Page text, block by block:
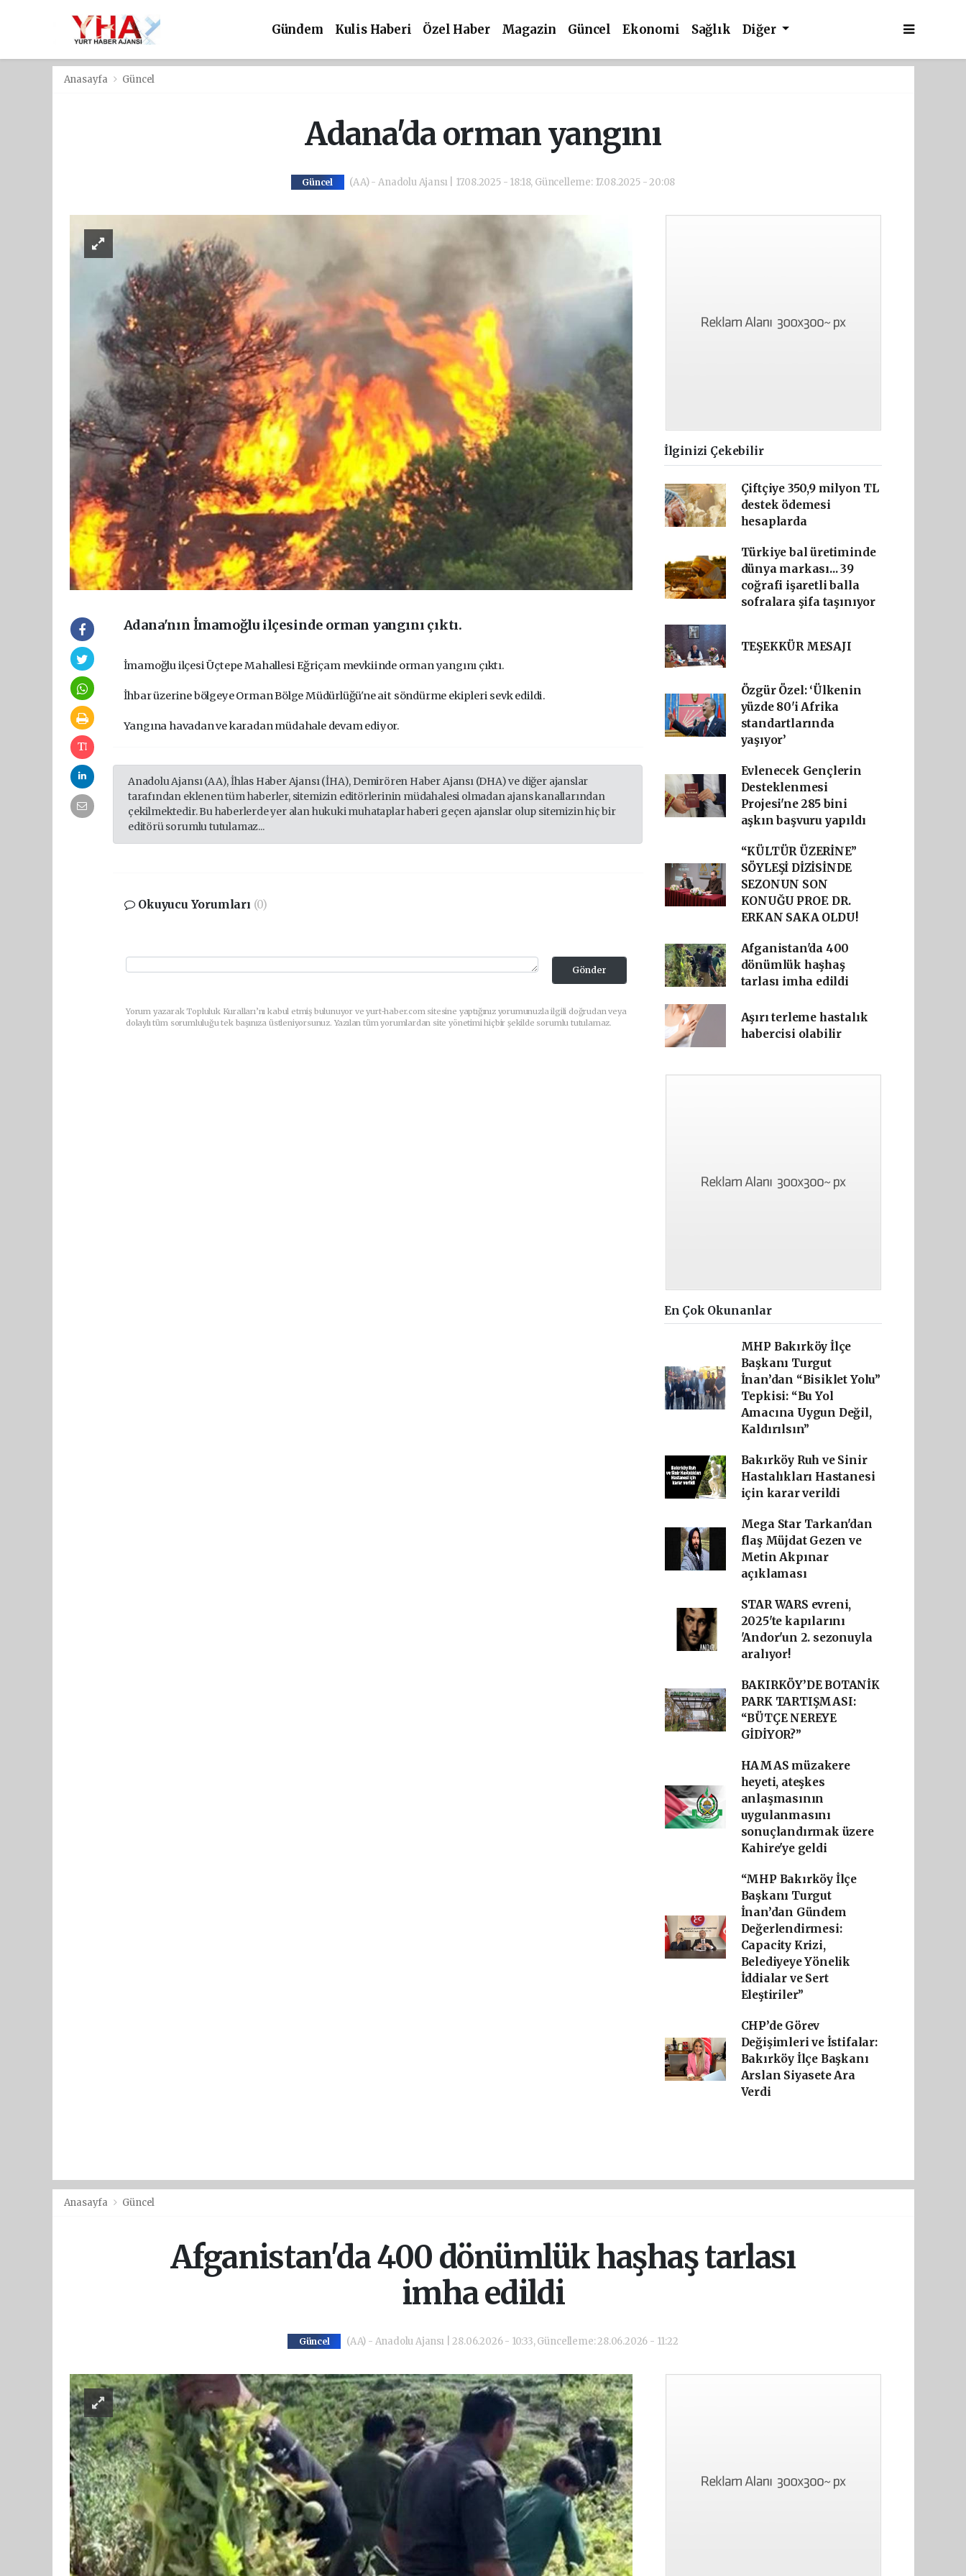
Gündem Kulis Haberi Özel Haber Magazin Güncel Ekonomi Sağlık Diğer
Anasayfa Güncel
Adana'da orman yangını
Güncel (AA) - Anadolu Ajansı | 17.08.2025 - 18:18, Güncelleme: 17.08.2025 - 20:08
Adana'nın İmamoğlu ilçesinde orman yangını çıktı.
İmamoğlu ilçesiÜçtepe Mahallesi Eğriçam mevkiinde orman yangını çıktı.
İhbar üzerine bölgeye Orman Bölge Müdürlüğü'ne ait söndürme ekipleri sevk edildi.
Yangına havadan ve karadan müdahale devam ediyor.
Anadolu Ajansı (AA), İhlas Haber Ajansı (İHA), Demirören Haber Ajansı (DHA) ve diğer ajanslar
tarafından eklenen tüm haberler, sitemizin editörlerinin müdahalesi olmadan ajans kanallarından
çekilmektedir. Bu haberlerde yer alan hukuki muhataplar haberi geçen ajanslar olup sitemizin hiç bir
editörü sorumlu tutulamaz...
Okuyucu Yorumları (0)
Gönder
Yorum yazarak Topluluk Kuralları’nı kabul etmiş bulunuyor ve yurt-haber.com sitesine yaptığınız yorumunuzla ilgili doğrudan veya
dolaylı tüm sorumluluğu tek başınıza üstleniyorsunuz. Yazılan tüm yorumlardan site yönetimi hiçbir şekilde sorumlu tutulamaz.
İlginizi Çekebilir
Çiftçiye 350,9 milyon TL
destek ödemesi
hesaplarda
Türkiye bal üretiminde
dünya markası... 39
coğrafi işaretli balla
sofralara şifa taşınıyor
TEŞEKKÜR MESAJI
Özgür Özel: ‘Ülkenin
yüzde 80'i Afrika
standartlarında
yaşıyor’
Evlenecek Gençlerin
Desteklenmesi
Projesi'ne 285 bini
aşkın başvuru yapıldı
“KÜLTÜR ÜZERİNE”
SÖYLEŞİ DİZİSİNDE
SEZONUN SON
KONUĞU PROF. DR.
ERKAN SAKA OLDU!
Afganistan'da 400
dönümlük haşhaş
tarlası imha edildi
Aşırı terleme hastalık
habercisi olabilir
En Çok Okunanlar
MHP Bakırköy İlçe
Başkanı Turgut
İnan’dan “Bisiklet Yolu”
Tepkisi: “Bu Yol
Amacına Uygun Değil,
Kaldırılsın”
Bakırköy Ruh ve Sinir
Hastalıkları Hastanesi
için karar verildi
Mega Star Tarkan'dan
flaş Müjdat Gezen ve
Metin Akpınar
açıklaması
STAR WARS evreni,
2025'te kapılarını
'Andor'un 2. sezonuyla
aralıyor!
BAKIRKÖY’DE BOTANİK
PARK TARTIŞMASI:
“BÜTÇE NEREYE
GİDİYOR?”
HAMAS müzakere
heyeti, ateşkes
anlaşmasının
uygulanmasını
sonuçlandırmak üzere
Kahire'ye geldi
“MHP Bakırköy İlçe
Başkanı Turgut
İnan’dan Gündem
Değerlendirmesi:
Capacity Krizi,
Belediyeye Yönelik
İddialar ve Sert
Eleştiriler”
CHP’de Görev
Değişimleri ve İstifalar:
Bakırköy İlçe Başkanı
Arslan Siyasete Ara
Verdi
Anasayfa Güncel
Afganistan'da 400 dönümlük haşhaş tarlası
imha edildi
Güncel (AA) - Anadolu Ajansı | 28.06.2026 - 10:33, Güncelleme: 28.06.2026 - 11:22